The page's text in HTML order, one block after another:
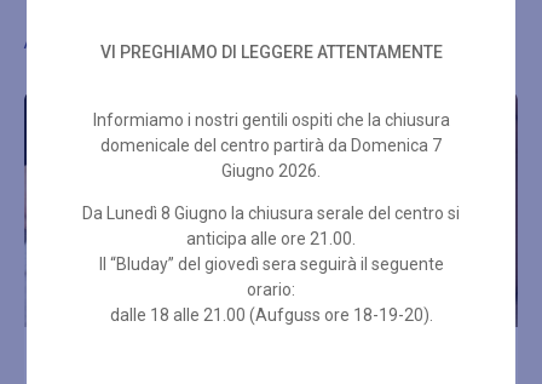
Altre proposte di benessere
VI PREGHIAMO DI LEGGERE ATTENTAMENTE
Informiamo i nostri gentili ospiti che la chiusura
domenicale del centro partirà da Domenica 7
Giugno 2026.
Da Lunedì 8 Giugno la chiusura serale del centro si
anticipa alle ore 21.00.
Il “Bluday” del giovedì sera seguirà il seguente
orario:
dalle 18 alle 21.00 (Aufguss ore 18-19-20).